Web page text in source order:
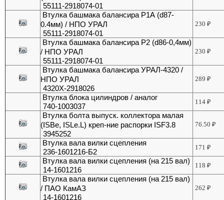
55111-2918074-01
Втулка башмака балансира Р1А (d87-
0.4мм) / НПО УРАЛ
55111-2918074-01
230₽
Втулка башмака балансира Р2 (d86-0,4мм)
/ НПО УРАЛ
55111-2918074-01
230₽
Втулка башмака балансира УРАЛ-4320 /
НПО УРАЛ
4320Х-2918026
289₽
Втулка блока цилиндров / аналог
740-1003037
114₽
Втулка болта выпуск. коллектора малая
(ISBe, ISLe.L) креп-ние распорки ISF3.8
3945252
76.50₽
Втулка вала вилки сцепления
236-1601216-Б2
171₽
Втулка вала вилки сцепления (на 215 вал)
14-1601216
118₽
Втулка вала вилки сцепления (на 215 вал)
/ ПАО КамАЗ
14-1601216
262₽